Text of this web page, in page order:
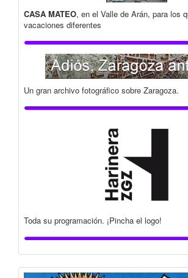
CASA MATEO, en el Valle de Arán, para los
vacaciones diferentes
Un gran archivo fotográfico sobre Zaragoza.
Toda su programación. ¡Pincha el logo!